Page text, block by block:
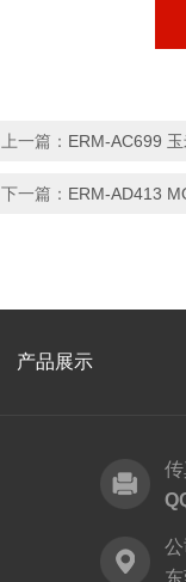
上一篇： ERM-AC699
下一篇： ERM-AD413
产品展示